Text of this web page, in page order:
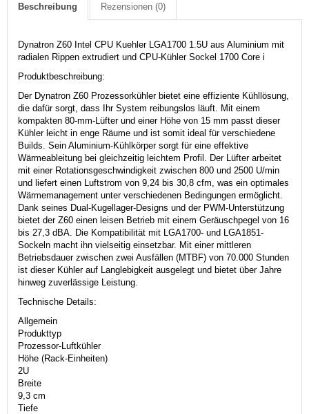
Beschreibung Rezensionen (0)
Dynatron Z60 Intel CPU Kuehler LGA1700 1.5U aus Aluminium mit
radialen Rippen extrudiert und CPU-Kühler Sockel 1700 Core i
Produktbeschreibung:
Der Dynatron Z60 Prozessorkühler bietet eine effiziente Kühllösung,
die dafür sorgt, dass Ihr System reibungslos läuft. Mit einem
kompakten 80-mm-Lüfter und einer Höhe von 15 mm passt dieser
Kühler leicht in enge Räume und ist somit ideal für verschiedene
Builds. Sein Aluminium-Kühlkörper sorgt für eine effektive
Wärmeableitung bei gleichzeitig leichtem Profil. Der Lüfter arbeitet
mit einer Rotationsgeschwindigkeit zwischen 800 und 2500 U/min
und liefert einen Luftstrom von 9,24 bis 30,8 cfm, was ein optimales
Wärmemanagement unter verschiedenen Bedingungen ermöglicht.
Dank seines Dual-Kugellager-Designs und der PWM-Unterstützung
bietet der Z60 einen leisen Betrieb mit einem Geräuschpegel von 16
bis 27,3 dBA. Die Kompatibilität mit LGA1700- und LGA1851-
Sockeln macht ihn vielseitig einsetzbar. Mit einer mittleren
Betriebsdauer zwischen zwei Ausfällen (MTBF) von 70.000 Stunden
ist dieser Kühler auf Langlebigkeit ausgelegt und bietet über Jahre
hinweg zuverlässige Leistung.
Technische Details:
Allgemein
Produkttyp
Prozessor-Luftkühler
Höhe (Rack-Einheiten)
2U
Breite
9,3 cm
Tiefe